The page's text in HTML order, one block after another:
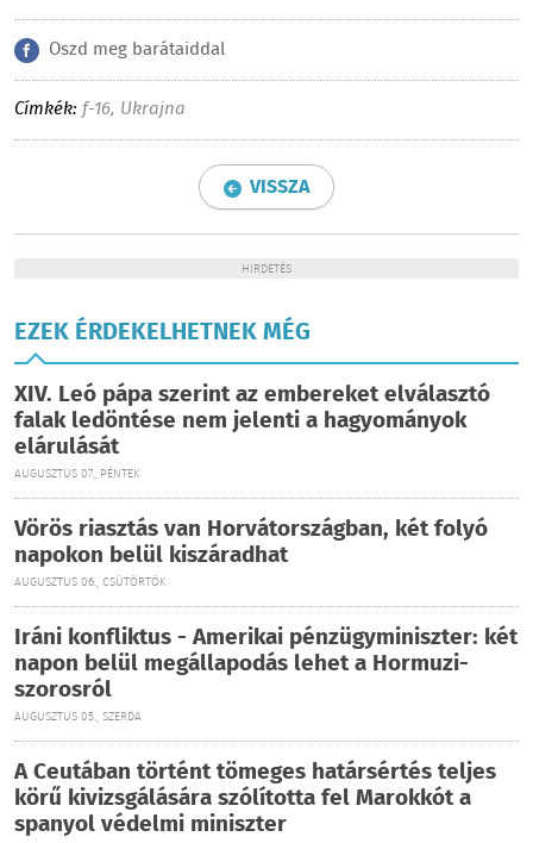
Oszd meg barátaiddal
Címkék: f-16, Ukrajna
VISSZA
HIRDETÉS
EZEK ÉRDEKELHETNEK MÉG
XIV. Leó pápa szerint az embereket elválasztó
falak ledöntése nem jelenti a hagyományok
elárulását
AUGUSZTUS 07., PÉNTEK
Vörös riasztás van Horvátországban, két folyó
napokon belül kiszáradhat
AUGUSZTUS 06., CSÜTÖRTÖK
Iráni konfliktus - Amerikai pénzügyminiszter: két
napon belül megállapodás lehet a Hormuzi-
szorosról
AUGUSZTUS 05., SZERDA
A Ceutában történt tömeges határsértés teljes
körű kivizsgálására szólította fel Marokkót a
spanyol védelmi miniszter